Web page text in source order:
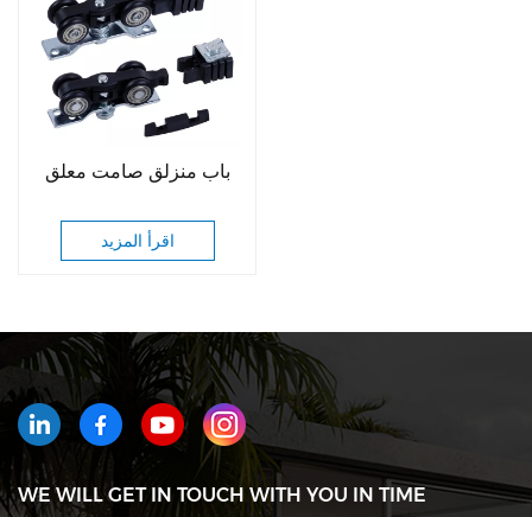
باب منزلق صامت معلق
اقرأ المزيد
WE WILL GET IN TOUCH WITH YOU IN TIME